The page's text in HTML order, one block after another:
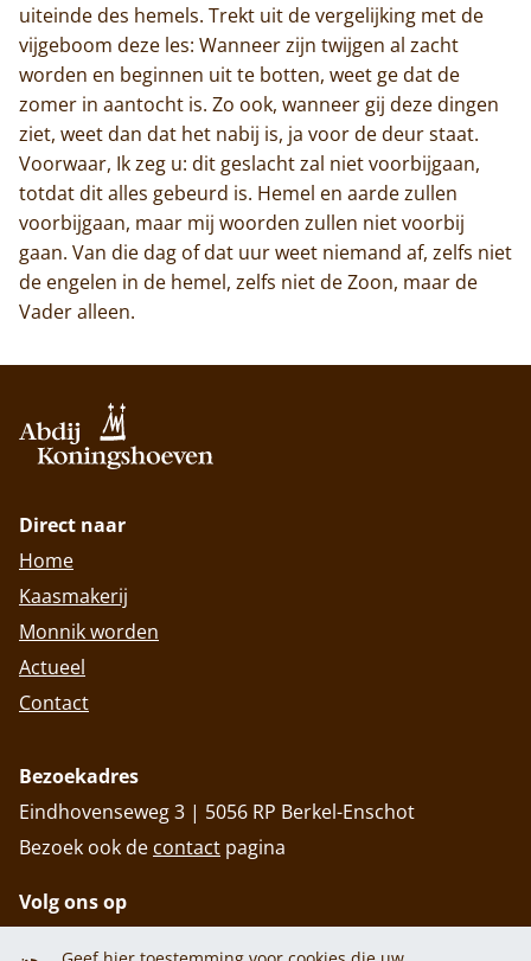
uiteinde des hemels. Trekt uit de vergelijking met de
vijgeboom deze les: Wanneer zijn twijgen al zacht
worden en beginnen uit te botten, weet ge dat de
zomer in aantocht is. Zo ook, wanneer gij deze dingen
ziet, weet dan dat het nabij is, ja voor de deur staat.
Voorwaar, Ik zeg u: dit geslacht zal niet voorbijgaan,
totdat dit alles gebeurd is. Hemel en aarde zullen
voorbijgaan, maar mij woorden zullen niet voorbij
gaan. Van die dag of dat uur weet niemand af, zelfs niet
de engelen in de hemel, zelfs niet de Zoon, maar de
Vader alleen.
Direct naar
Home
Kaasmakerij
Monnik worden
Actueel
Contact
Bezoekadres
Eindhovenseweg 3 | 5056 RP Berkel-Enschot
Bezoek ook de contact pagina
Volg ons op